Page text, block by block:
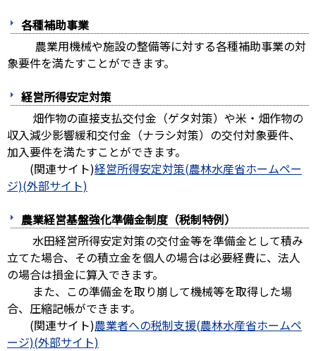
各種補助事業
農業用機械や施設の整備等に対する各種補助事業の対
象要件を満たすことができます。
経営所得安定対策
畑作物の直接支払交付金（ゲタ対策）や米・畑作物の
収入減少影響緩和交付金（ナラシ対策）の交付対象要件、
加入要件を満たすことができます。
(関連サイト)経営所得安定対策(農林水産省ホームペー
ジ)(外部サイト)
農業経営基盤強化準備金制度（税制特例）
水田経営所得安定対策の交付金等を準備金として積み
立てた場合、その積立金を個人の場合は必要経費に、法人
の場合は損金に算入できます。
また、この準備金を取り崩して機械等を取得した場
合、圧縮記帳ができます。
(関連サイト)農業者への税制支援(農林水産省ホームペ
ージ)(外部サイト)